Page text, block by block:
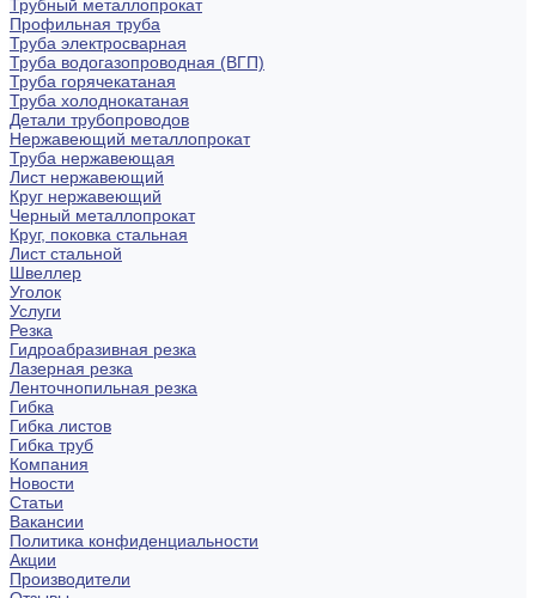
Трубный металлопрокат
Профильная труба
Труба электросварная
Труба водогазопроводная (ВГП)
Труба горячекатаная
Труба холоднокатаная
Детали трубопроводов
Нержавеющий металлопрокат
Труба нержавеющая
Лист нержавеющий
Круг нержавеющий
Черный металлопрокат
Круг, поковка стальная
Лист стальной
Швеллер
Уголок
Услуги
Резка
Гидроабразивная резка
Лазерная резка
Ленточнопильная резка
Гибка
Гибка листов
Гибка труб
Компания
Новости
Статьи
Вакансии
Политика конфиденциальности
Акции
Производители